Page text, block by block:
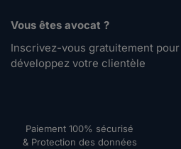
Vous êtes avocat ?
Inscrivez-vous gratuitement
développez votre clientèle
Paiement 100% sécurisé
& Protection des données